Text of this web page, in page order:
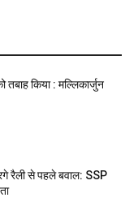
तबाह किया : मल्लिकार्जुन
रैली से पहले बवाल: SSP